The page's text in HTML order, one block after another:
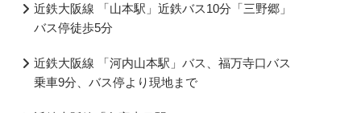
近鉄大阪線 「山本駅」近鉄バス10分「三野郷」
バス停徒歩5分
近鉄大阪線 「河内山本駅」バス、福万寺口バス
乗車9分、バス停より現地まで